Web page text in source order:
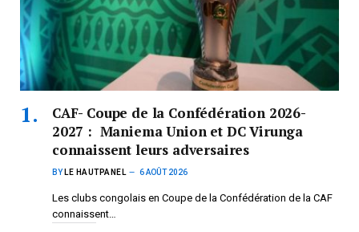
CAF- Coupe de la Confédération 2026-
2027 : Maniema Union et DC Virunga
connaissent leurs adversaires
BY LE HAUTPANEL 6 AOÛT 2026
Les clubs congolais en Coupe de la Confédération de la CAF
connaissent…